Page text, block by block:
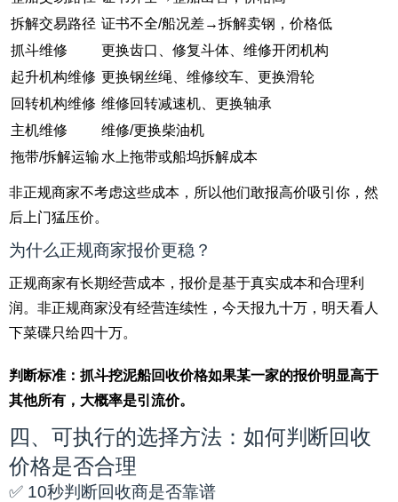
拆解交易路径 证书不全/船况差→拆解卖钢，价格低
抓斗维修
更换齿口、修复斗体、维修开闭机构
起升机构维修 更换钢丝绳、维修绞车、更换滑轮
回转机构维修 维修回转减速机、更换轴承
主机维修
维修/更换柴油机
拖带/拆解运输 水上拖带或船坞拆解成本
非正规商家不考虑这些成本，所以他们敢报高价吸引你，然
后上门猛压价。
为什么正规商家报价更稳？
正规商家有长期经营成本，报价是基于真实成本和合理利
润。非正规商家没有经营连续性，今天报九十万，明天看人
下菜碟只给四十万。
判断标准：抓斗挖泥船回收价格如果某一家的报价明显高于
其他所有，大概率是引流价。
四、可执行的选择方法：如何判断回收
价格是否合理
✅ 10秒判断回收商是否靠谱